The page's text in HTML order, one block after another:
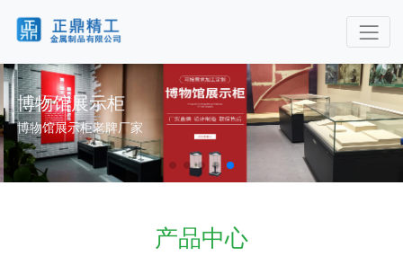
博物馆展示柜
博物馆展示柜老牌厂家
产品中心